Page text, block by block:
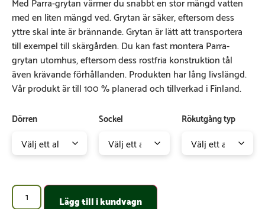
med en liten mängd ved. Grytan är säker, eftersom dess
yttre skal inte är brännande. Grytan är lätt att transportera
till exempel till skärgården. Du kan fast montera Parra-
grytan utomhus, eftersom dess rostfria konstruktion tål
även krävande förhållanden. Produkten har lång livslängd.
Vår produkt är till 100 % planerad och tillverkad i Finland.
Dörren Sockel Rökutgång typ
Lägg till i kundvagn